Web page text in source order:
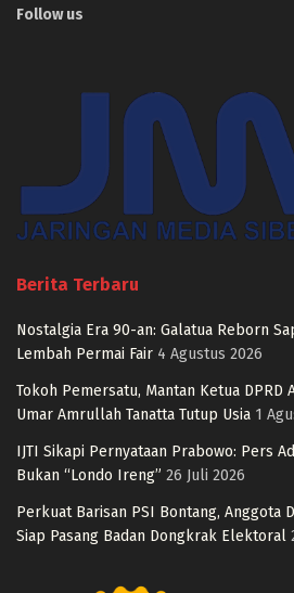
Follow us
Berita Terbaru
Nostalgia Era 90-an: Galatua Reborn
Lembah Permai Fair 4 Agustus 2026
Tokoh Pemersatu, Mantan Ketua DPRD
Umar Amrullah Tanatta Tutup Usia 1
IJTI Sikapi Pernyataan Prabowo: Pers
Bukan “Londo Ireng” 26 Juli 2026
Perkuat Barisan PSI Bontang, Anggota
Siap Pasang Badan Dongkrak Elektoral